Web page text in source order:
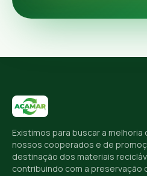
Existimos para buscar a melhoria
nossos cooperados e de
destinação dos materiais
contribuindo com a preservação